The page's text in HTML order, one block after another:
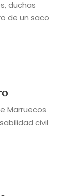
duchas
de un saco
Marruecos
civil